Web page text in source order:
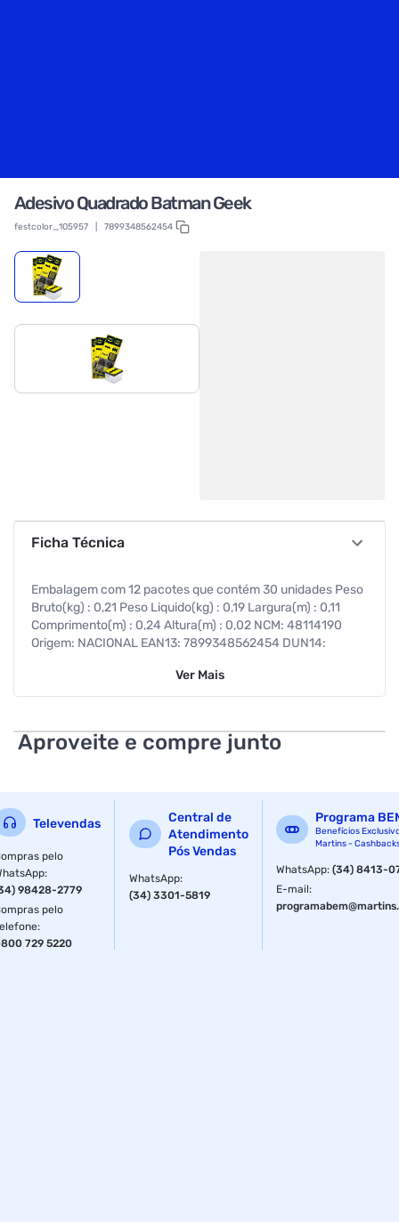
Adesivo Quadrado Batman Geek
festcolor_105957 7899348562454
Ficha Técnica
Embalagem com 12 pacotes que contém 30 unidades Peso
Bruto(kg) : 0,21 Peso Liquido(kg) : 0,19 Largura(m) : 0,11
Comprimento(m) : 0,24 Altura(m) : 0,02 NCM: 48114190
Origem: NACIONAL EAN13: 7899348562454 DUN14:
Ver Mais
Aproveite e compre junto
Televendas
pelo
:
98428-2779
pelo
:
729 5220
Central de
Atendimento
Pós Vendas
WhatsApp:
(34) 3301-5819
Programa
Benefícios
Martins -
WhatsApp:(34) 8413-
E-mail: